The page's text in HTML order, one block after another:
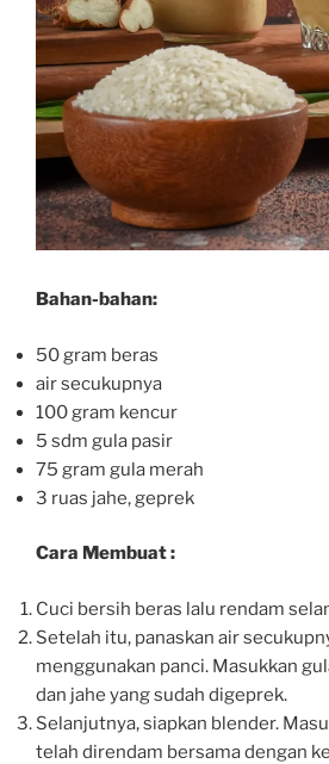
Bahan-bahan:
50 gram beras
air secukupnya
100 gram kencur
5 sdm gula pasir
75 gram gula merah
3 ruas jahe, geprek
Cara Membuat :
Cuci bersih beras lalu rendam
Setelah itu, panaskan air
menggunakan panci. Masukkan
dan jahe yang sudah digeprek.
Selanjutnya, siapkan blender.
telah direndam bersama dengan